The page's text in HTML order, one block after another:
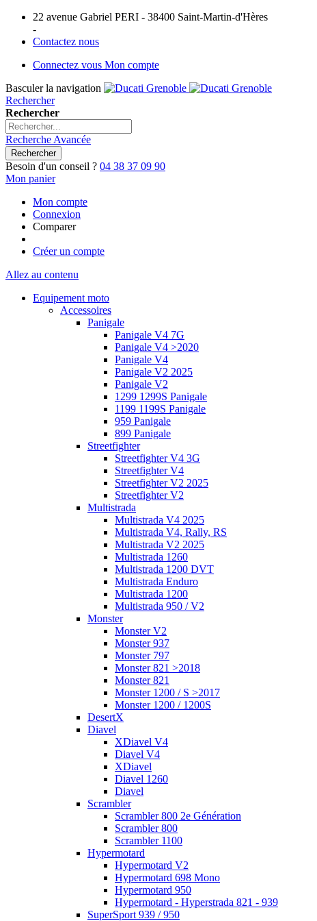
22 avenue Gabriel PERI - 38400 Saint-Martin-d'Hères
-
Contactez nous
Connectez vous Mon compte
Basculer la navigation
Rechercher
Rechercher
Recherche Avancée
Rechercher
Besoin d'un conseil ? 04 38 37 09 90
Mon panier
Mon compte
Connexion
Comparer
Créer un compte
Allez au contenu
Equipement moto
Accessoires
Panigale
Panigale V4 7G
Panigale V4 >2020
Panigale V4
Panigale V2 2025
Panigale V2
1299 1299S Panigale
1199 1199S Panigale
959 Panigale
899 Panigale
Streetfighter
Streetfighter V4 3G
Streetfighter V4
Streetfighter V2 2025
Streetfighter V2
Multistrada
Multistrada V4 2025
Multistrada V4, Rally, RS
Multistrada V2 2025
Multistrada 1260
Multistrada 1200 DVT
Multistrada Enduro
Multistrada 1200
Multistrada 950 / V2
Monster
Monster V2
Monster 937
Monster 797
Monster 821 >2018
Monster 821
Monster 1200 / S >2017
Monster 1200 / 1200S
DesertX
Diavel
XDiavel V4
Diavel V4
XDiavel
Diavel 1260
Diavel
Scrambler
Scrambler 800 2e Génération
Scrambler 800
Scrambler 1100
Hypermotard
Hypermotard V2
Hypermotard 698 Mono
Hypermotard 950
Hypermotard - Hyperstrada 821 - 939
SuperSport 939 / 950